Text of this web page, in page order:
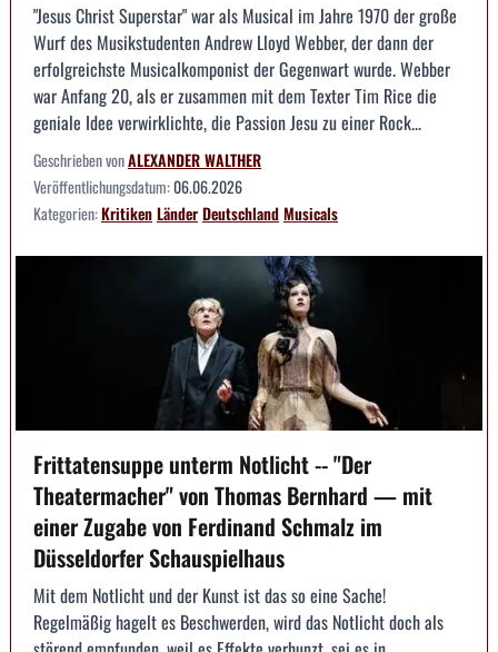
"Jesus Christ Superstar" war als Musical im Jahre 1970 der große
Wurf des Musikstudenten Andrew Lloyd Webber, der dann der
erfolgreichste Musicalkomponist der Gegenwart wurde. Webber
war Anfang 20, als er zusammen mit dem Texter Tim Rice die
geniale Idee verwirklichte, die Passion Jesu zu einer Rock...
Geschrieben vonALEXANDER WALTHER
Veröffentlichungsdatum:06.06.2026
Kategorien:KritikenLänderDeutschlandMusicals
Frittatensuppe unterm Notlicht -- "Der
Theatermacher" von Thomas Bernhard — mit
einer Zugabe von Ferdinand Schmalz im
Düsseldorfer Schauspielhaus
Mit dem Notlicht und der Kunst ist das so eine Sache!
Regelmäßig hagelt es Beschwerden, wird das Notlicht doch als